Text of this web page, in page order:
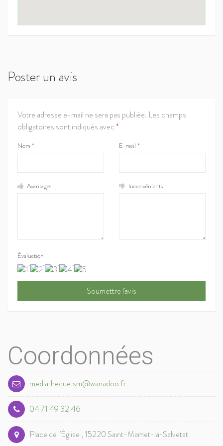
Poster un avis
Votre adresse e-mail ne sera pas publiée. Les champs
obligatoires sont indiqués avec*
Nom * E-mail *
Avantages Inconvénients
Évaluation
Coordonnées
mediatheque.sm@wanadoo.fr
04 71 49 32 46
Place de l'Église , 15220 Saint-Mamet-la-Salvetat